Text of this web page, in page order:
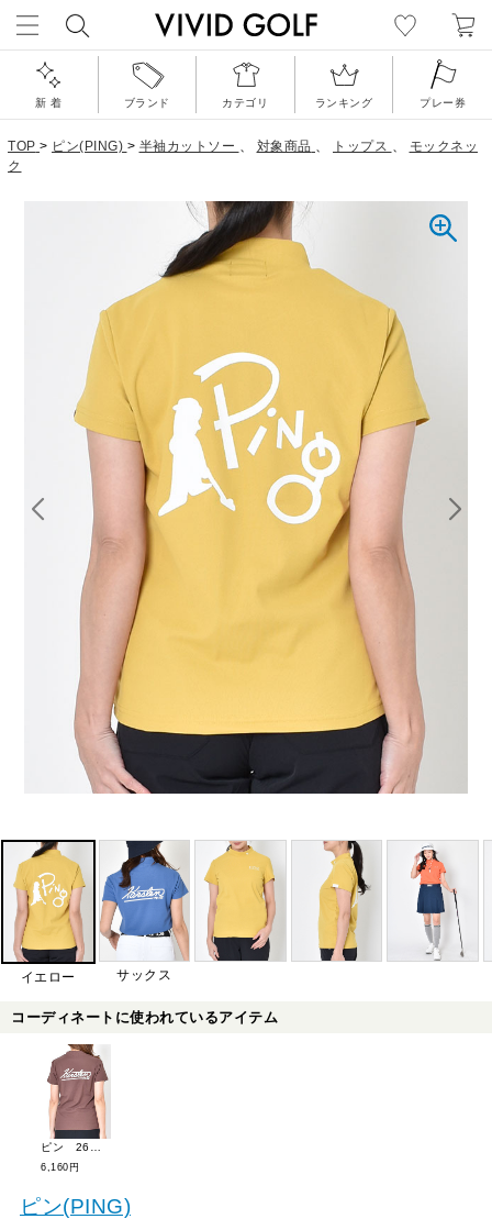
新 着 ブランド カテゴリ ランキング プレー券
TOP > ピン(PING) > 半袖カットソー 、 対象商品 、 トップス 、
モックネッ
ク
イエロー サックス
コーディネートに使われているアイテム
6,160円
ピン(PING)